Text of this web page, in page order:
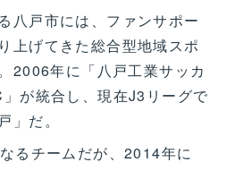
八戸市には、ファンサポー
上げてきた総合型地域スポ
2006年に「八戸工業サッカ
が統合し、現在J3リーグで
」だ。
るチームだが、2014年に